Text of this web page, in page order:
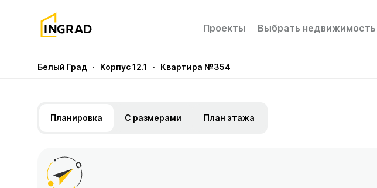
Проекты Выбрать недвижимость
Белый Град · Корпус 12.1 · Квартира №354
Планировка С размерами План этажа